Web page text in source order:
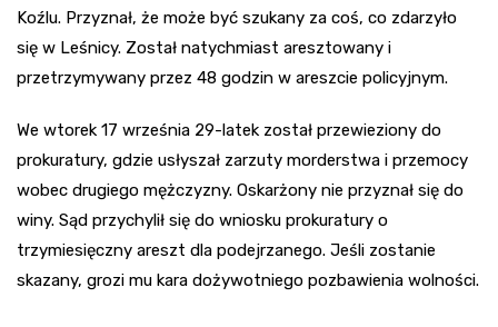
Koźlu. Przyznał, że może być szukany za coś, co zdarzyło
się w Leśnicy. Został natychmiast aresztowany i
przetrzymywany przez 48 godzin w areszcie policyjnym.
We wtorek 17 września 29-latek został przewieziony do
prokuratury, gdzie usłyszał zarzuty morderstwa i przemocy
wobec drugiego mężczyzny. Oskarżony nie przyznał się do
winy. Sąd przychylił się do wniosku prokuratury o
trzymiesięczny areszt dla podejrzanego. Jeśli zostanie
skazany, grozi mu kara dożywotniego pozbawienia wolności.